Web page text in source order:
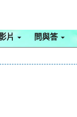
片 問與答